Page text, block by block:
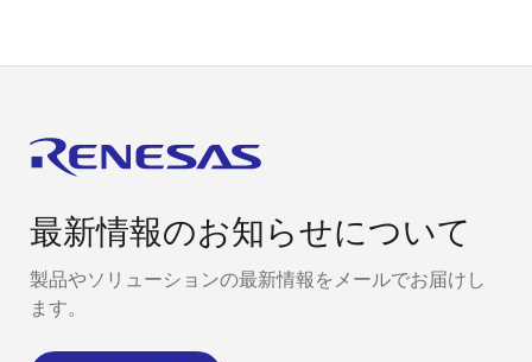
最新情報のお知らせについて
製品やソリューションの最新情報をメールでお届けし
ます。